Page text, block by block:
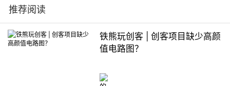
推荐阅读
铁熊玩创客 | 创客项目缺少高颜
值电路图？